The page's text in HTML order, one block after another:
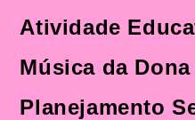
Atividade
Música da
Planejamento